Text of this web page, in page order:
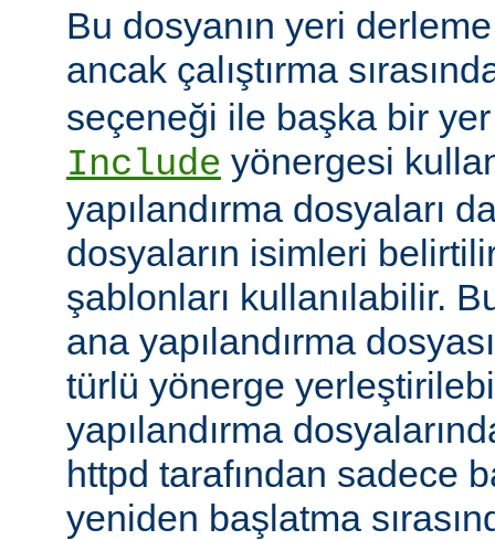
Bu dosyanın yeri
ancak çalıştırma
seçeneği ile başka bir
Include yönergesi
yapılandırma dosyaları
dosyaların isimleri
şablonları kullanılabilir.
ana yapılandırma
türlü yönerge
yapılandırma
httpd tarafından sadece
yeniden başlatma